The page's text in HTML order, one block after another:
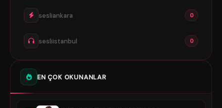
sesliankara 0
sesliistanbul 0
EN ÇOK OKUNANLAR